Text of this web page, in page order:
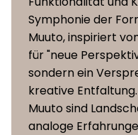
Schale und
Bezug
gepolsterte
Varianten
Symphonie der
Muuto, inspiriert
für "neue
sondern ein
kreative
Muuto sind
analoge